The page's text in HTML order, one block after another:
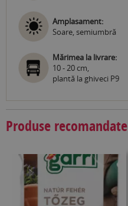
Amplasament:
Soare, semiumbră
Mărimea la livrare:
10 - 20 cm,
plantă la ghiveci P9
Produse recomandate